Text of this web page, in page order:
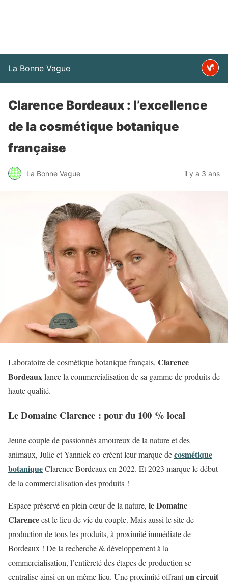
La Bonne Vague
Clarence Bordeaux : l’excellence
de la cosmétique botanique
française
La Bonne Vague il y a 3 ans
Laboratoire de cosmétique botanique français, Clarence
Bordeauxlance la commercialisation de sa gamme de produits de
haute qualité.
Le Domaine Clarence : pour du 100 % local
Jeune couple de passionnés amoureux de la nature et des
animaux, Julie et Yannick co-créent leur marque decosmétique
botaniqueClarence Bordeaux en 2022. Et 2023 marque le début
de la commercialisation des produits !
Espace préservé en plein cœur de la nature, le Domaine
Clarenceest le lieu de vie du couple. Mais aussi le site de
production de tous les produits, à proximité immédiate de
Bordeaux ! De la recherche & développement à la
commercialisation, l’entièreté des étapes de production se
centralise ainsi en un même lieu. Une proximité offrantun circuit